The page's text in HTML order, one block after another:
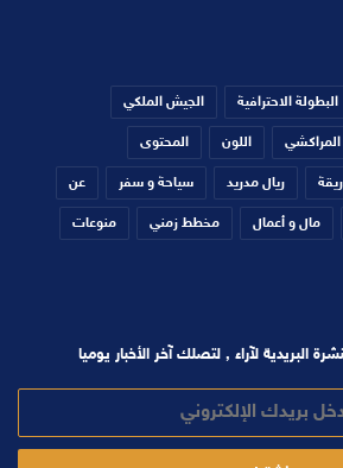
البطولة الاحترافية الجيش الملكي
اللون المحتوى
ريال مدريد سياحة و سفر عن
مال و أعمال مخطط زمني منوعات
البريدية لآراء , لتصلك آخر الأخبار يوميا